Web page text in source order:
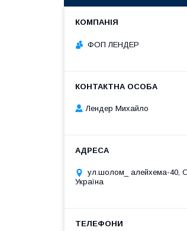
ФОП ЛЕНДЕР
Лендер Михайло
ул.шолом_ алейхема-40,
Україна